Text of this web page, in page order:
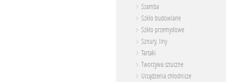
Szamba
Szkło budowlane
Szkło przemysłowe
Sznury, liny
Tartaki
Tworzywa sztuczne
Urządzenia chłodnicze